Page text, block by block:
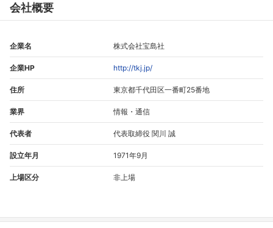
会社概要
企業名 株式会社宝島社
企業HP http://tkj.jp/
住所 東京都千代田区一番町25番地
業界 情報・通信
代表者 代表取締役 関川 誠
設立年月 1971年9月
上場区分 非上場